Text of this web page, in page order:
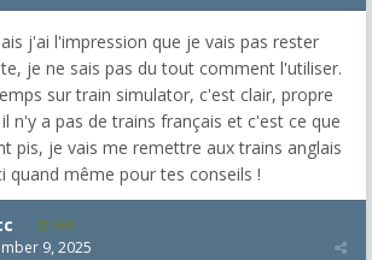
j'ai l'impression que je vais pas rester
je ne sais pas du tout comment l'utiliser.
sur train simulator, c'est clair, propre
n'y a pas de trains français et c'est ce que
pis, je vais me remettre aux trains anglais
quand même pour tes conseils !
560
9, 2025